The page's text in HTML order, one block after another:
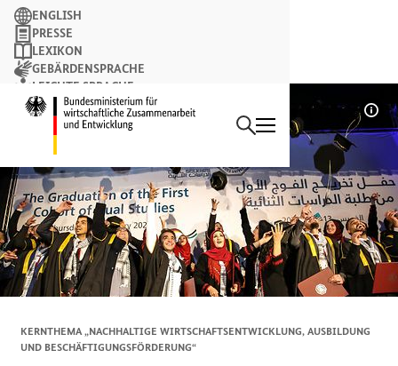
Startseite des
Suchbegriff
Suchen
ENGLISH
PRESSE
LEXIKON
GEBÄRDENSPRACHE
LEICHTE SPRACHE
NEWSLETTER
KERNTHEMA „NACHHALTIGE WIRTSCHAFTSENTWICKLUNG, AUSBILDUNG
UND BESCHÄFTIGUNGSFÖRDERUNG“